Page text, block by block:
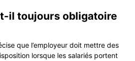
il toujours obligatoire
que l’employeur doit mettre des
lorsque les salariés portent